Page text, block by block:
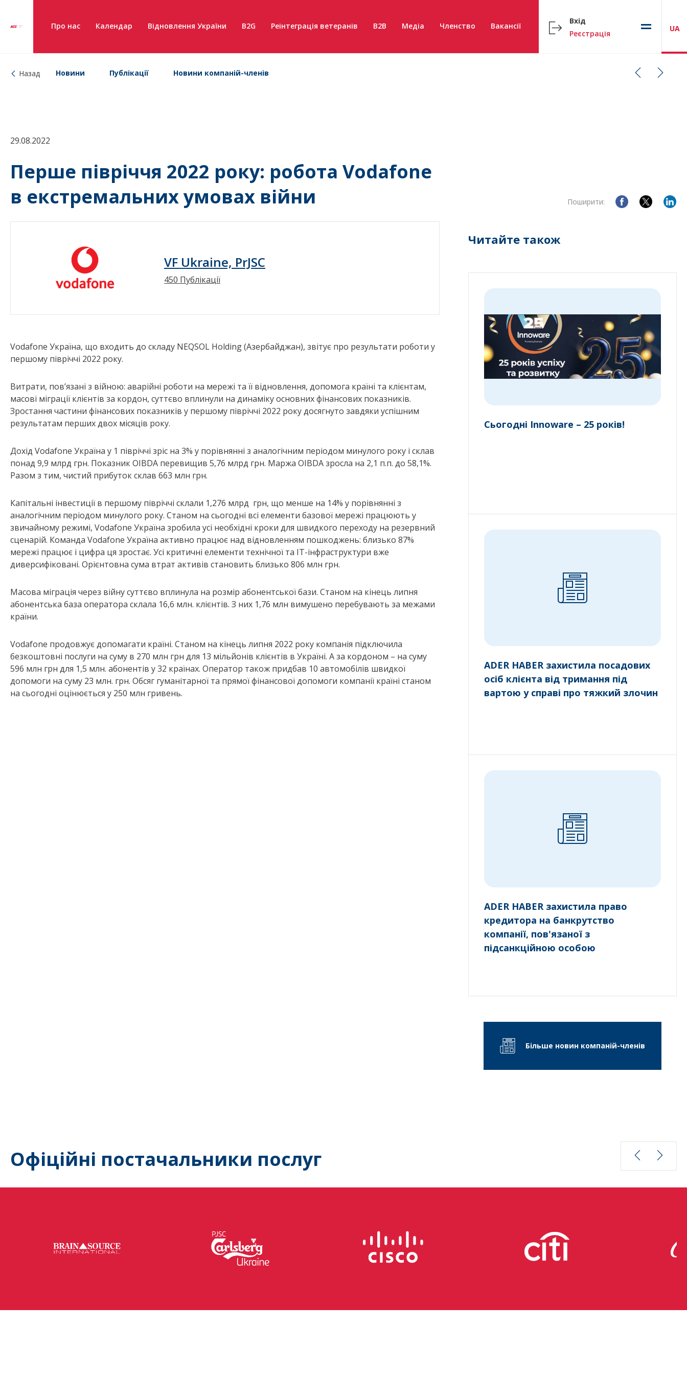
Про нас Календар Відновлення України B2G Реінтеграція ветеранів B2B Медіа Членство Вакансії
Вхід
Реєстрація
UA
Назад Новини Публікації Новини компаній-членів
29.08.2022
Перше півріччя 2022 року: робота Vodafone
в екстремальних умовах війни
Поширити:
VF Ukraine, PrJSC
450 Публікації
Vodafone Україна, що входить до складу NEQSOL Holding (Азербайджан), звітує про результати роботи у
першому півріччі 2022 року.
Витрати, пов’язані з війною: аварійні роботи на мережі та її відновлення, допомога країні та клієнтам,
масові міграції клієнтів за кордон, суттєво вплинули на динаміку основних фінансових показників.
Зростання частини фінансових показників у першому півріччі 2022 року досягнуто завдяки успішним
результатам перших двох місяців року.
Дохід Vodafone Україна у 1 півріччі зріс на 3% у порівнянні з аналогічним періодом минулого року і склав
понад 9,9 млрд грн. Показник OIBDA перевищив 5,76 млрд грн. Маржа OIBDA зросла на 2,1 п.п. до 58,1%.
Разом з тим, чистий прибуток склав 663 млн грн.
Капітальні інвестиції в першому півріччі склали 1,276 млрд грн, що менше на 14% у порівнянні з
аналогічним періодом минулого року. Станом на сьогодні всі елементи базової мережі працюють у
звичайному режимі, Vodafone Україна зробила усі необхідні кроки для швидкого переходу на резервний
сценарій. Команда Vodafone Україна активно працює над відновленням пошкоджень: близько 87%
мережі працює і цифра ця зростає. Усі критичні елементи технічної та ІТ-інфраструктури вже
диверсифіковані. Орієнтовна сума втрат активів становить близько 806 млн грн.
Масова міграція через війну суттєво вплинула на розмір абонентської бази. Станом на кінець липня
абонентська база оператора склала 16,6 млн. клієнтів. З них 1,76 млн вимушено перебувають за межами
країни.
Vodafone продовжує допомагати країні. Станом на кінець липня 2022 року компанія підключила
безкоштовні послуги на суму в 270 млн грн для 13 мільйонів клієнтів в Україні. А за кордоном – на суму
596 млн грн для 1,5 млн. абонентів у 32 країнах. Оператор також придбав 10 автомобілів швидкої
допомоги на суму 23 млн. грн. Обсяг гуманітарної та прямої фінансової допомоги компанії країні станом
на сьогодні оцінюється у 250 млн гривень.
Читайте також
Сьогодні Innoware – 25 років!
ADER HABER захистила посадових
осіб клієнта від тримання під
вартою у справі про тяжкий злочин
ADER HABER захистила право
кредитора на банкрутство
компанії, пов'язаної з
підсанкційною особою
Більше новин компаній-членів
Офіційні постачальники послуг